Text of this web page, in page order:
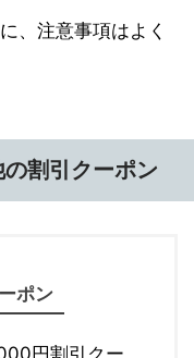
、注意事項はよく
割引クーポン
ポン
円割引クー